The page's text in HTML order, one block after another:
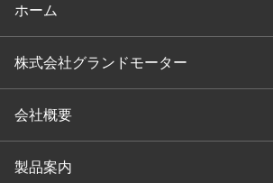
ホーム
株式会社グランドモーター
会社概要
製品案内